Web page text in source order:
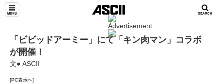
「ビビッドアーミー」にて「キン肉マン」コラボ
が開催！
文● ASCII
[PC表示へ]